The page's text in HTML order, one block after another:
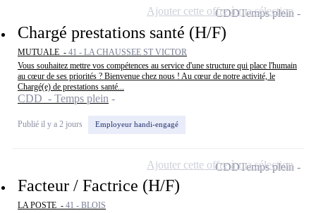
Chargé prestations santé (H/F)
MUTUALE - 41 - LA CHAUSSEE ST VICTOR
Vous souhaitez mettre vos compétences au service d'une structure qui place l'humain
au cœur de ses priorités ? Bienvenue chez nous ! Au cœur de notre activité, le
Chargé(e) de prestations santé...
CDD - Temps plein
Publié il y a 2 jours Employeur handi-engagé
CDDTemps plein
Ajouter cette offre à ma sélection
Facteur / Factrice (H/F)
LA POSTE - 41 - BLOIS
CDDTemps plein
Ajouter cette offre à ma sélection